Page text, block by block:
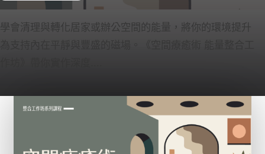
學會清理與轉化居家或辦公空間的能量，將你的環境提升